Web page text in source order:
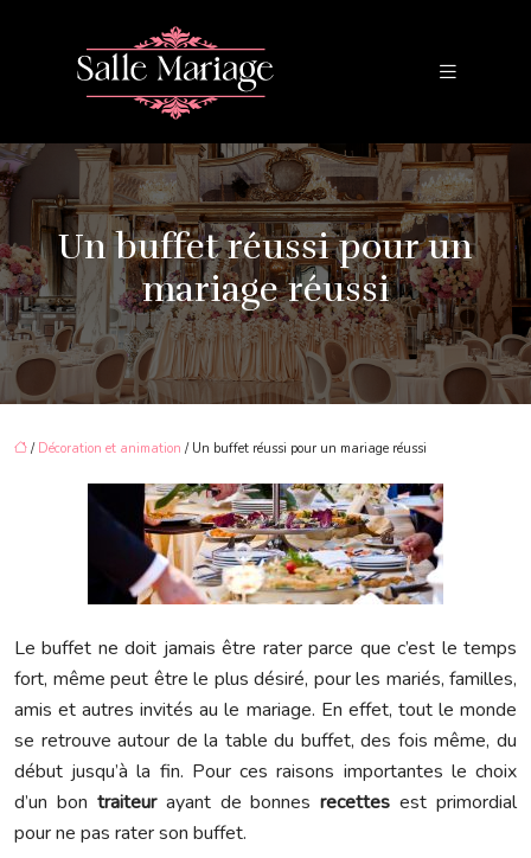
Un buffet réussi pour un
mariage réussi
/ Décoration et animation / Un buffet réussi pour un mariage réussi
Le buffet ne doit jamais être rater parce que c’est le temps
fort, même peut être le plus désiré, pour les mariés, familles,
amis et autres invités au le mariage. En effet, tout le monde
se retrouve autour de la table du buffet, des fois même, du
début jusqu’à la fin. Pour ces raisons importantes le choix
d’un bon traiteurayant de bonnesrecettes est primordial
pour ne pas rater son buffet.